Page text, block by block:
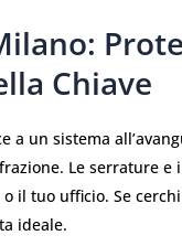
Chiave
a un sistema
Le serrature
il tuo ufficio. Se
ideale.